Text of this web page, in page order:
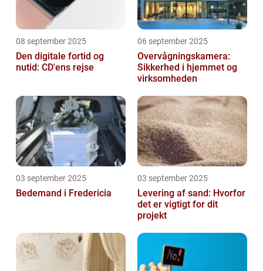
08 september 2025
Den digitale fortid og
nutid: CD'ens rejse
06 september 2025
Overvågningskamera:
Sikkerhed i hjemmet og
virksomheden
03 september 2025
Bedemand i Fredericia
03 september 2025
Levering af sand: Hvorfor
det er vigtigt for dit
projekt